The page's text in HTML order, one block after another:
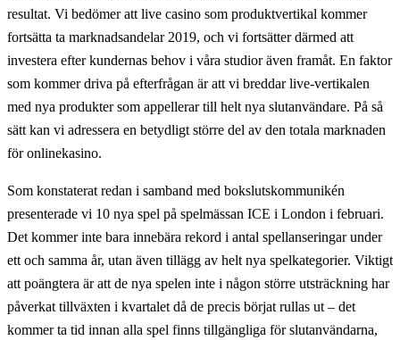
resultat. Vi bedömer att live casino som produktvertikal kommer
fortsätta ta marknadsandelar 2019, och vi fortsätter därmed att
investera efter kundernas behov i våra studior även framåt. En faktor
som kommer driva på efterfrågan är att vi breddar live-vertikalen
med nya produkter som appellerar till helt nya slutanvändare. På så
sätt kan vi adressera en betydligt större del av den totala marknaden
för onlinekasino.
Som konstaterat redan i samband med bokslutskommunikén
presenterade vi 10 nya spel på spelmässan ICE i London i februari.
Det kommer inte bara innebära rekord i antal spellanseringar under
ett och samma år, utan även tillägg av helt nya spelkategorier. Viktigt
att poängtera är att de nya spelen inte i någon större utsträckning har
påverkat tillväxten i kvartalet då de precis börjat rullas ut – det
kommer ta tid innan alla spel finns tillgängliga för slutanvändarna,